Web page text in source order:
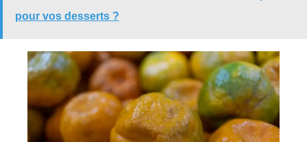
pour vos desserts ?